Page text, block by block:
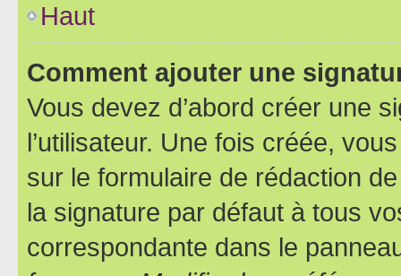
Haut
Comment ajouter une
Vous devez d’abord créer une
l’utilisateur. Une fois créée,
sur le formulaire de rédaction
la signature par défaut à tous
correspondante dans le